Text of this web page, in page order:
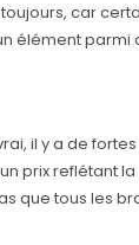
car
élément parmi
il y a de
prix reflétant
que tous les